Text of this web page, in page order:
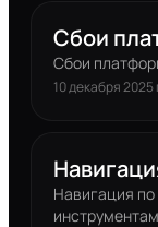
Сбои
Сбои
10 декабря 2025
Навигация